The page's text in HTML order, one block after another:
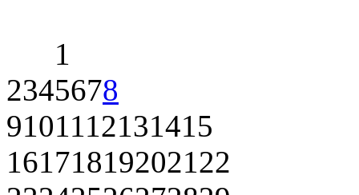
1
2345678
9101112131415
16171819202122